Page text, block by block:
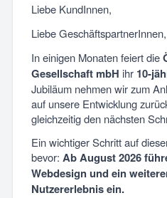
Liebe KundInnen,
Liebe GeschäftspartnerInnen,
In einigen Monaten feiert die
Gesellschaft mbH ihr 10-
Jubiläum nehmen wir zum
auf unsere Entwicklung
gleichzeitig den nächsten
Ein wichtiger Schritt auf
bevor: Ab August 2026
Webdesign und ein
Nutzererlebnis ein.